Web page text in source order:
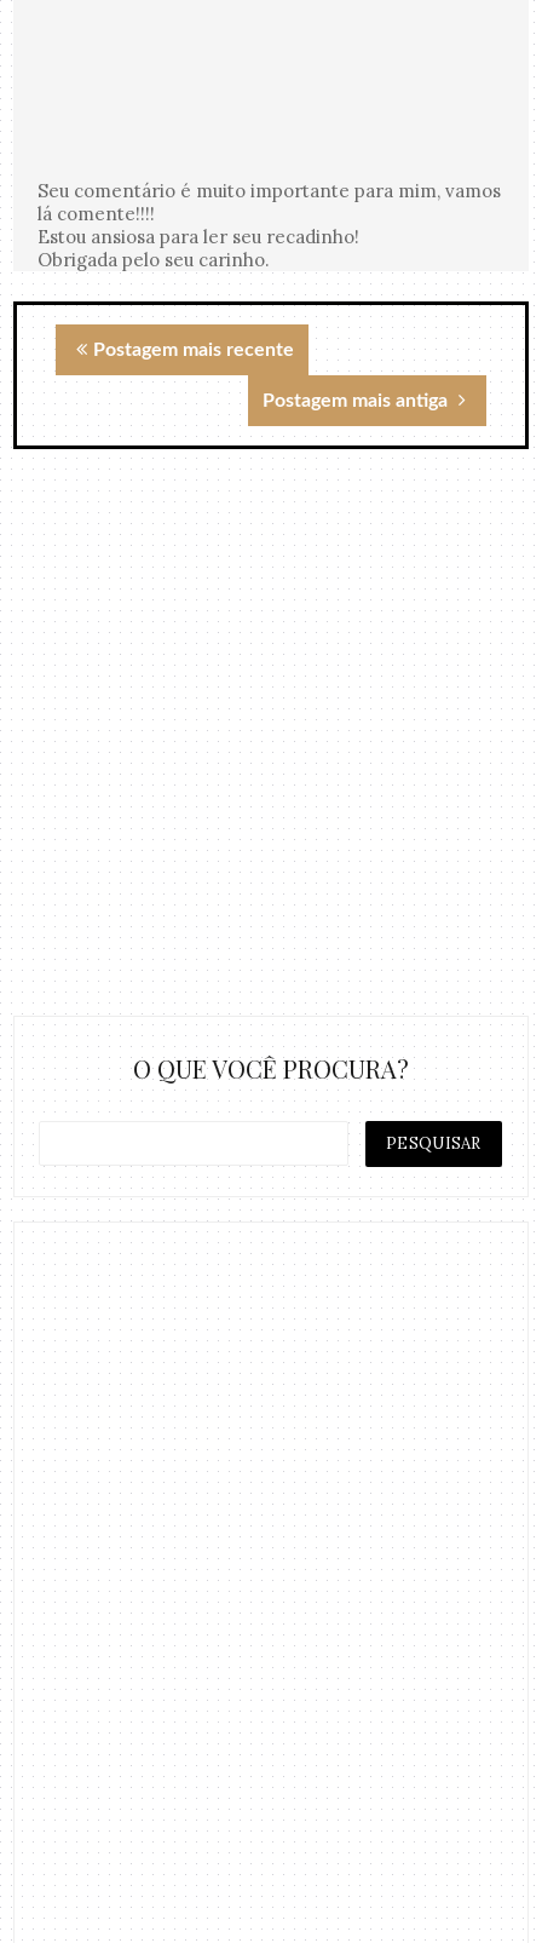
Seu comentário é muito importante para mim, vamos
lá comente!!!!
Estou ansiosa para ler seu recadinho!
Obrigada pelo seu carinho.
Postagem mais recente
Postagem mais antiga
O QUE VOCÊ PROCURA?